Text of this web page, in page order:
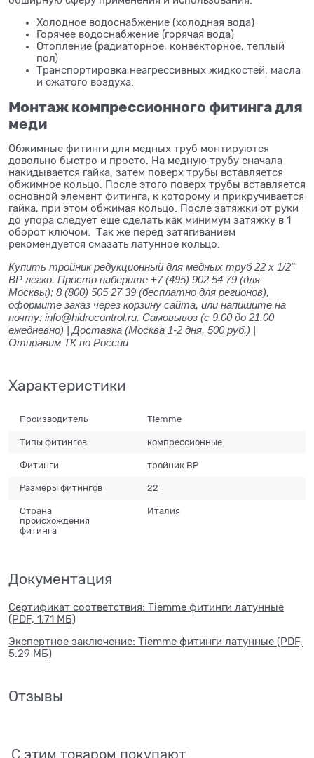
Холодное водоснабжение (холодная вода)
Горячее водоснабжение (горячая вода)
Отопление (радиаторное, конвекторное, теплый
пол)
Транспортировка неагрессивных жидкостей, масла
и сжатого воздуха.
Монтаж компрессионного фитинга для
меди
Обжимные фитинги для медных труб монтируются
довольно быстро и просто. На медную трубу сначала
накидывается гайка, затем поверх трубы вставляется
обжимное кольцо. После этого поверх трубы вставляется
основной элемент фитинга, к которому и прикручивается
гайка, при этом обжимая кольцо. После затяжки от руки
до упора следует еще сделать как минимум затяжку в 1
оборот ключом. Так же перед затягиванием
рекомендуется смазать латунное кольцо.
Купить тройник редукционный для медных труб 22 x 1/2"
ВР легко. Просто наберите +7 (495) 902 54 79 (для
Москвы); 8 (800) 505 27 39 (бесплатно для регионов),
оформите заказ через корзину сайта, или напишите на
почту: info@hidrocontrol.ru. Самовывоз (с 9.00 до 21.00
ежедневно) | Доставка (Москва 1-2 дня, 500 руб.) |
Отправим ТК по России
Характеристики
Производитель Tiemme
Типы фитингов компрессионные
Фитинги тройник ВР
Размеры фитингов 22
Страна
происхождения
фитинга
Италия
Документация
Сертификат соответствия: Tiemme фитинги латунные
(PDF, 1.71 МБ)
Экспертное заключение: Tiemme фитинги латунные (PDF,
5.29 МБ)
Отзывы
С этим товаром покупают